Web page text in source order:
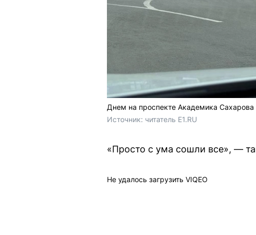
Днем на проспекте Академика
Источник: читатель E1.RU
«Просто с ума сошли все», —
Не удалось загрузить VIQEO